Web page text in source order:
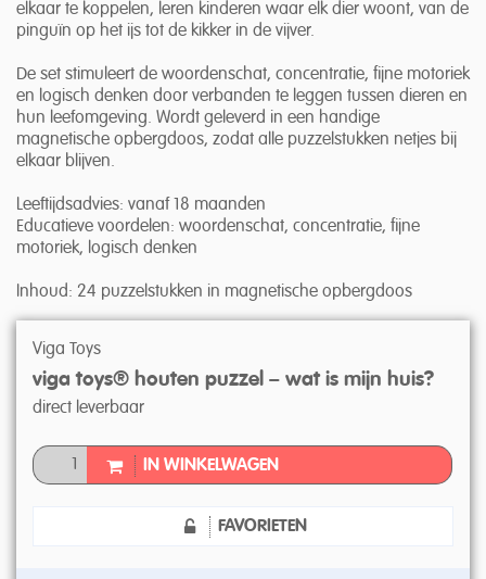
elkaar te koppelen, leren kinderen waar elk dier woont, van de
pinguïn op het ijs tot de kikker in de vijver.
De set stimuleert de woordenschat, concentratie, fijne motoriek
en logisch denken door verbanden te leggen tussen dieren en
hun leefomgeving. Wordt geleverd in een handige
magnetische opbergdoos, zodat alle puzzelstukken netjes bij
elkaar blijven.
Leeftijdsadvies: vanaf 18 maanden
Educatieve voordelen: woordenschat, concentratie, fijne
motoriek, logisch denken
Inhoud: 24 puzzelstukken in magnetische opbergdoos
Viga Toys
viga toys® houten puzzel – wat is mijn huis?
direct leverbaar
IN WINKELWAGEN
FAVORIETEN